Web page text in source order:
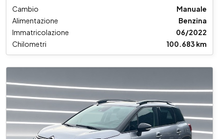
Cambio
Manuale
Alimentazione
Benzina
Immatricolazione
06/2022
Chilometri
100.683 km